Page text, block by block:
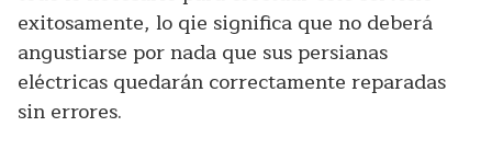
exitosamente, lo qie significa que no deberá
angustiarse por nada que sus persianas
eléctricas quedarán correctamente reparadas
sin errores.